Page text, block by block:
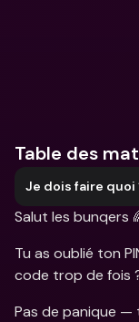
Table des
Je dois faire quoi
Salut les bunqers
Tu as oublié ton
code trop de fois
Pas de panique —